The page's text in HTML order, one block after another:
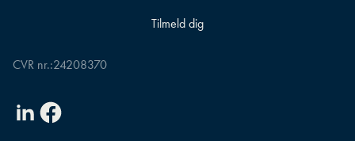
CVR nr.:24208370
LinkedinFacebook